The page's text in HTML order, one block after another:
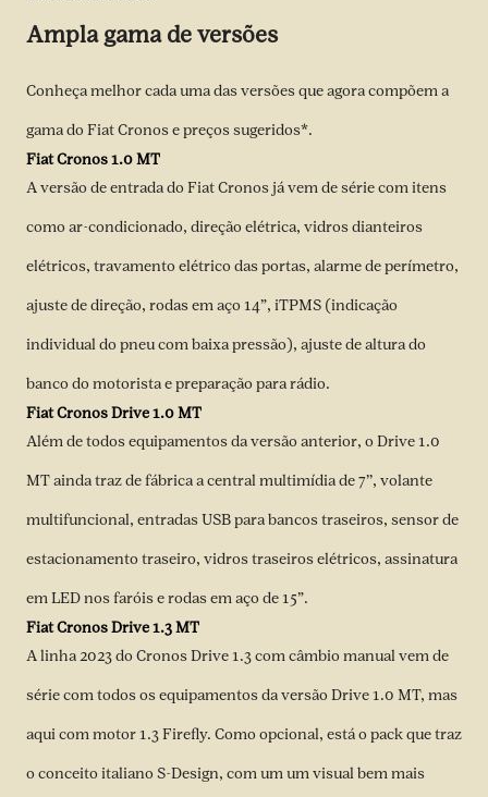
Ampla gama de versões
Conheça melhor cada uma das versões que agora compõem a
gama do Fiat Cronos e preços sugeridos*.
Fiat Cronos 1.0 MT
A versão de entrada do Fiat Cronos já vem de série com itens
como ar-condicionado, direção elétrica, vidros dianteiros
elétricos, travamento elétrico das portas, alarme de perímetro,
ajuste de direção, rodas em aço 14”, iTPMS (indicação
individual do pneu com baixa pressão), ajuste de altura do
banco do motorista e preparação para rádio.
Fiat Cronos Drive 1.0 MT
Além de todos equipamentos da versão anterior, o Drive 1.0
MT ainda traz de fábrica a central multimídia de 7’’, volante
multifuncional, entradas USB para bancos traseiros, sensor de
estacionamento traseiro, vidros traseiros elétricos, assinatura
em LED nos faróis e rodas em aço de 15”.
Fiat Cronos Drive 1.3 MT
A linha 2023 do Cronos Drive 1.3 com câmbio manual vem de
série com todos os equipamentos da versão Drive 1.0 MT, mas
aqui com motor 1.3 Firefly. Como opcional, está o pack que traz
o conceito italiano S-Design, com um um visual bem mais